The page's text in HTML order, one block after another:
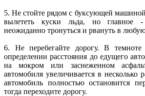
5. Не стойте рядом с буксующей
вылететь куски льда, но главное
неожиданно тронуться и рвануть в
6. Не перебегайте дорогу. В темноте
определении расстояния до едущего
на мокром или заснеженном
автомобиля увеличивается в несколько
автомобиль полностью остановится
тогда переходите дорогу.